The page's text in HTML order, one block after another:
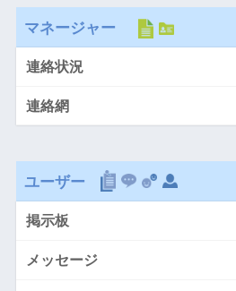
マネージャー
連絡状況
連絡網
ユーザー
掲示板
メッセージ